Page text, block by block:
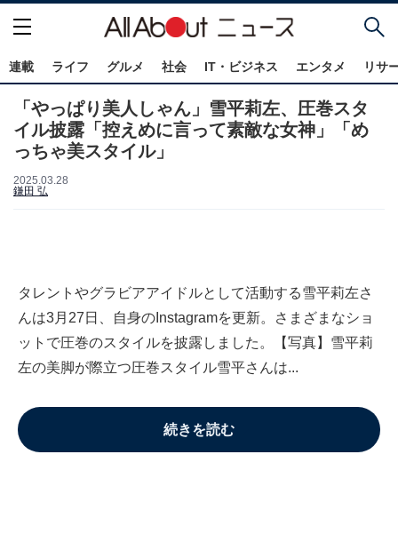
連載 ライフ グルメ 社会 IT・ビジネス エンタメ リサ
「やっぱり美人しゃん」雪平莉左、圧巻スタ
イル披露「控えめに言って素敵な女神」「め
っちゃ美スタイル」
2025.03.28
鎌田 弘
タレントやグラビアアイドルとして活動する雪平莉左さ
んは3月27日、自身のInstagramを更新。さまざまなショ
ットで圧巻のスタイルを披露しました。【写真】雪平莉
左の美脚が際立つ圧巻スタイル雪平さんは...
続きを読む